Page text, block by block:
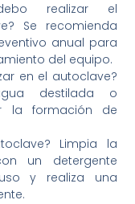
realizar el
Se recomienda
anual para
del equipo.
en el autoclave?
destilada o
la formación de
Limpia la
un detergente
y realiza una